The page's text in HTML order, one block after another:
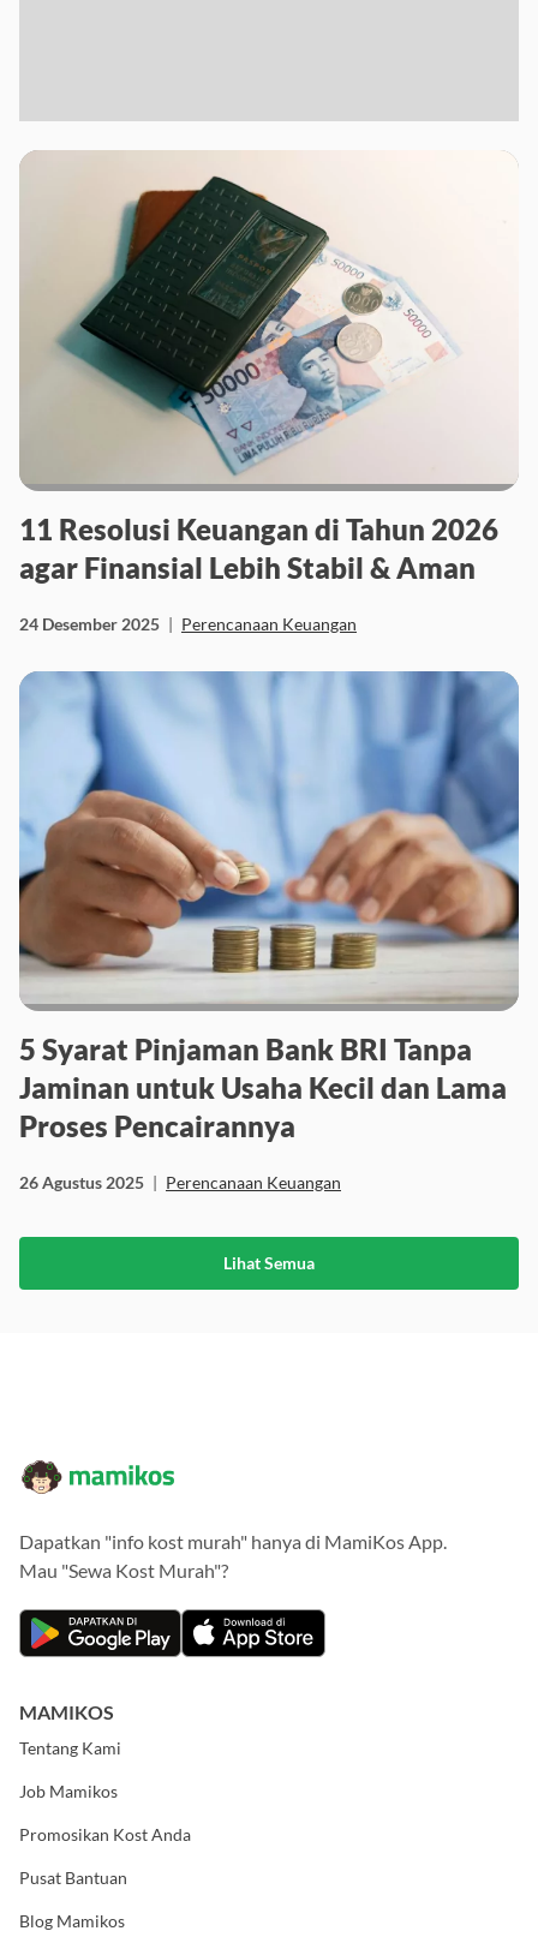
11 Resolusi Keuangan di Tahun 2026
agar Finansial Lebih Stabil & Aman
24 Desember 2025 | Perencanaan Keuangan
5 Syarat Pinjaman Bank BRI Tanpa
Jaminan untuk Usaha Kecil dan Lama
Proses Pencairannya
26 Agustus 2025 | Perencanaan Keuangan
Lihat Semua
Dapatkan "info kost murah" hanya di MamiKos App.
Mau "Sewa Kost Murah"?
MAMIKOS
Tentang Kami
Job Mamikos
Promosikan Kost Anda
Pusat Bantuan
Blog Mamikos